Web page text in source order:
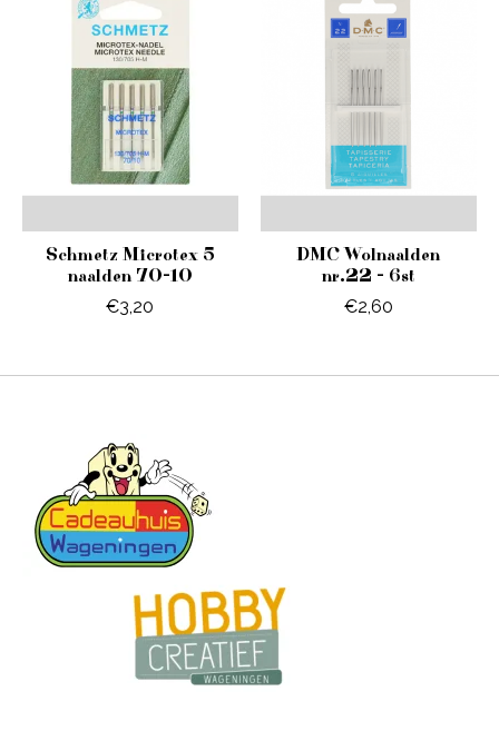
Schmetz Microtex 5
naalden 70-10
€3,20
DMC Wolnaalden
nr.22 - 6st
€2,60